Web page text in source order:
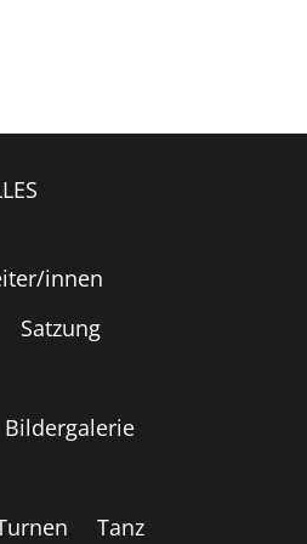
innen
Satzung
Bildergalerie
Tanz